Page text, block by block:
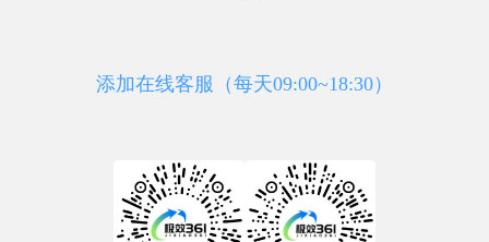
添加在线客服（每天09:00~18:30）